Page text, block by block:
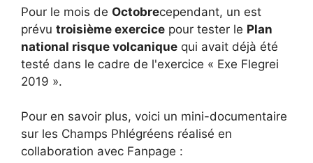
Pour le mois de Octobrecependant, un est
prévu troisième exercice pour tester le Plan
national risque volcanique qui avait déjà été
testé dans le cadre de l'exercice « Exe Flegrei
2019 ».
Pour en savoir plus, voici un mini-documentaire
sur les Champs Phlégréens réalisé en
collaboration avec Fanpage :